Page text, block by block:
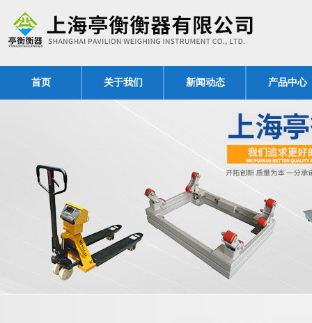
首页 关于我们 新闻动态 产品中心